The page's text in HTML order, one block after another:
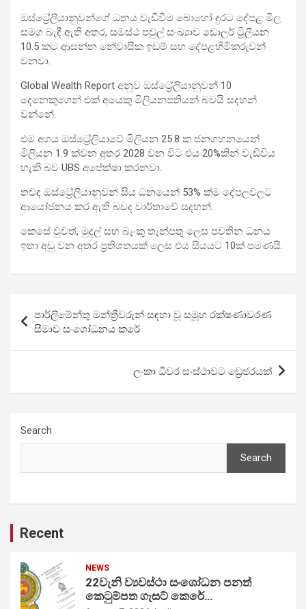
ඔස්ට්‍රේලියානුවන්ගේ ධනය වැඩිවීම බොහෝ දුරට දේපළ මිල
සමග බැඳී ඇති අතර, සමස්ථ පවුල් සංඛ්‍යාව ඩොලර් ට්‍රිලියන
10.5 කට ආසන්න නේවාසික ඉඩම් සහ දේපළහිමිකරුවන්
වනවා.
Global Wealth Report අනුව ඔස්ට්‍රේලියානුවන් 10
දෙනෙකුගෙන් එක් අයෙකු මිලියනපතියන් බවයි සදහන්
වන්නේ.
එම අගය ඔස්ට්‍රේලියාවේ මිලියන 25.8 ක ජනගහනයෙන්
මිලියන 1.9 ක්වන අතර 2028 වන විට එය 20%කින් වැඩිවිය
හැකි බව UBS අපේක්ෂා කරනවා.
තවද ඔස්ට්‍රේලියානුවන් සිය ධනයෙන් 53% ක්ම දේපලවලට
ආයෝජනය කර ඇති බවද වාර්තාවේ සදහන්.
කෙසේ වුවත්, මුදල් සහ බැංකු තැන්පතු ලෙස පවතින ධනය
ඉතා අඩු වන අතර ප්‍රතිශතයක් ලෙස එය සියයට 10ක් පමණයි.
navigation
පාර්ලිමේන්තු මන්ත්‍රීවරුන් සඳහා වූ සමූහ රක්ෂණාවරණ
සීමාව සංශෝධනය කරේ
ලංකා ධීවර සංස්ථාවට ඩ්‍රෙජරයක්
Search
Search
Recent
NEWS
22වැනි ව්‍යවස්ථා සංශෝධන පනත්
කෙටුම්පත ගැසට් කෙරේ…